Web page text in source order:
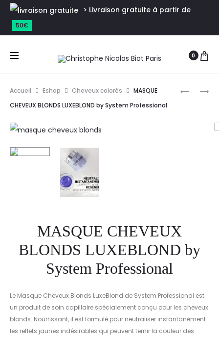
> Livraison gratuite à partir de
50€
0
Accueil Eshop Cheveux colorés
MASQUE
CHEVEUX BLONDS LUXEBLOND by System Professional
MASQUE CHEVEUX
BLONDS LUXEBLOND by
System Professional
Le Masque Cheveux Blonds LuxeBlond de System Professional est
un produit de soin capillaire spécialement conçu pour les cheveux
blonds. Nourrissant, il est formulé pour neutraliser instantanément
les reflets jaunes indésirables qui peuvent ternir la couleur des